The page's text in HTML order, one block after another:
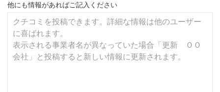
他にも情報があればご記入ください